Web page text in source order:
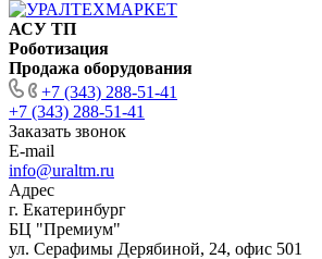
АСУ ТП
Роботизация
Продажа оборудования
+7 (343) 288-51-41
+7 (343) 288-51-41
Заказать звонок
E-mail
info@uraltm.ru
Адрес
г. Екатеринбург
БЦ "Премиум"
ул. Серафимы Дерябиной, 24, офис 501